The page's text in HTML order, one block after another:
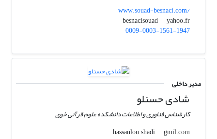
www.souad-besnaci.com/
besnacisouad
yahoo.fr
0009-0003-1561-1947
مدیر داخلی
شادی حسنلو
کارشناس فناوری و اطلاعات دانشکده علوم قرآنی خوی
hassanlou.shadi
gmil.com